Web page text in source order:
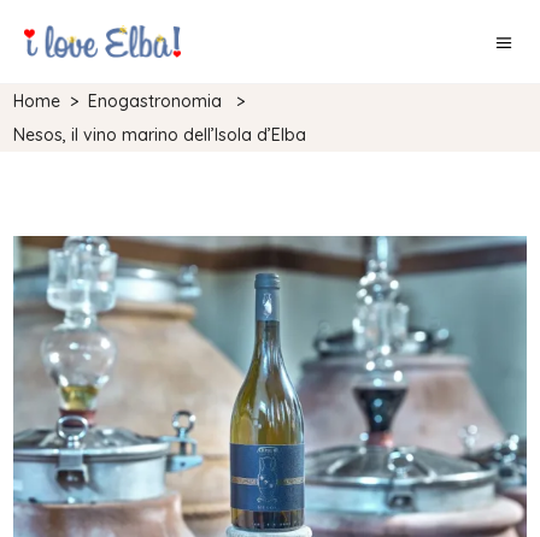
Home >Enogastronomia
>
Nesos, il vino marino dell’Isola d’Elba